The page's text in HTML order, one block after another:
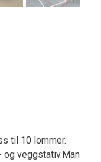
til 10 lommer.
og veggstativ.Man